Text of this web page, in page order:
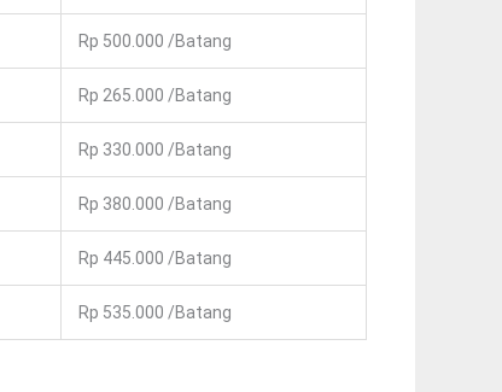
Rp 500.000 /batang
Rp 265.000 /batang
Rp 330.000 /batang
Rp 380.000 /batang
Rp 445.000 /batang
Rp 535.000 /batang